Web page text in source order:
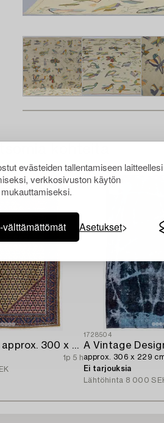
evästeiden tallentamiseen laitteellesi
verkkosivuston käytön
Asetukset
A Kolyai carpet approx. 300 x 215 cm.
1p 5 h
1728504
A Vintage
approx. 306 x 229
Ei tarjouksia
Lähtöhinta 8 000